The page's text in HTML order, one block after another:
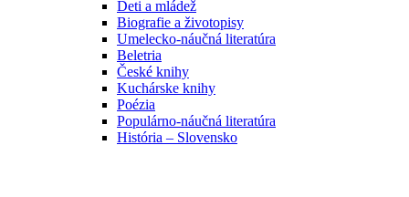
Deti a mládež
Biografie a životopisy
Umelecko-náučná literatúra
Beletria
České knihy
Kuchárske knihy
Poézia
Populárno-náučná literatúra
História – Slovensko